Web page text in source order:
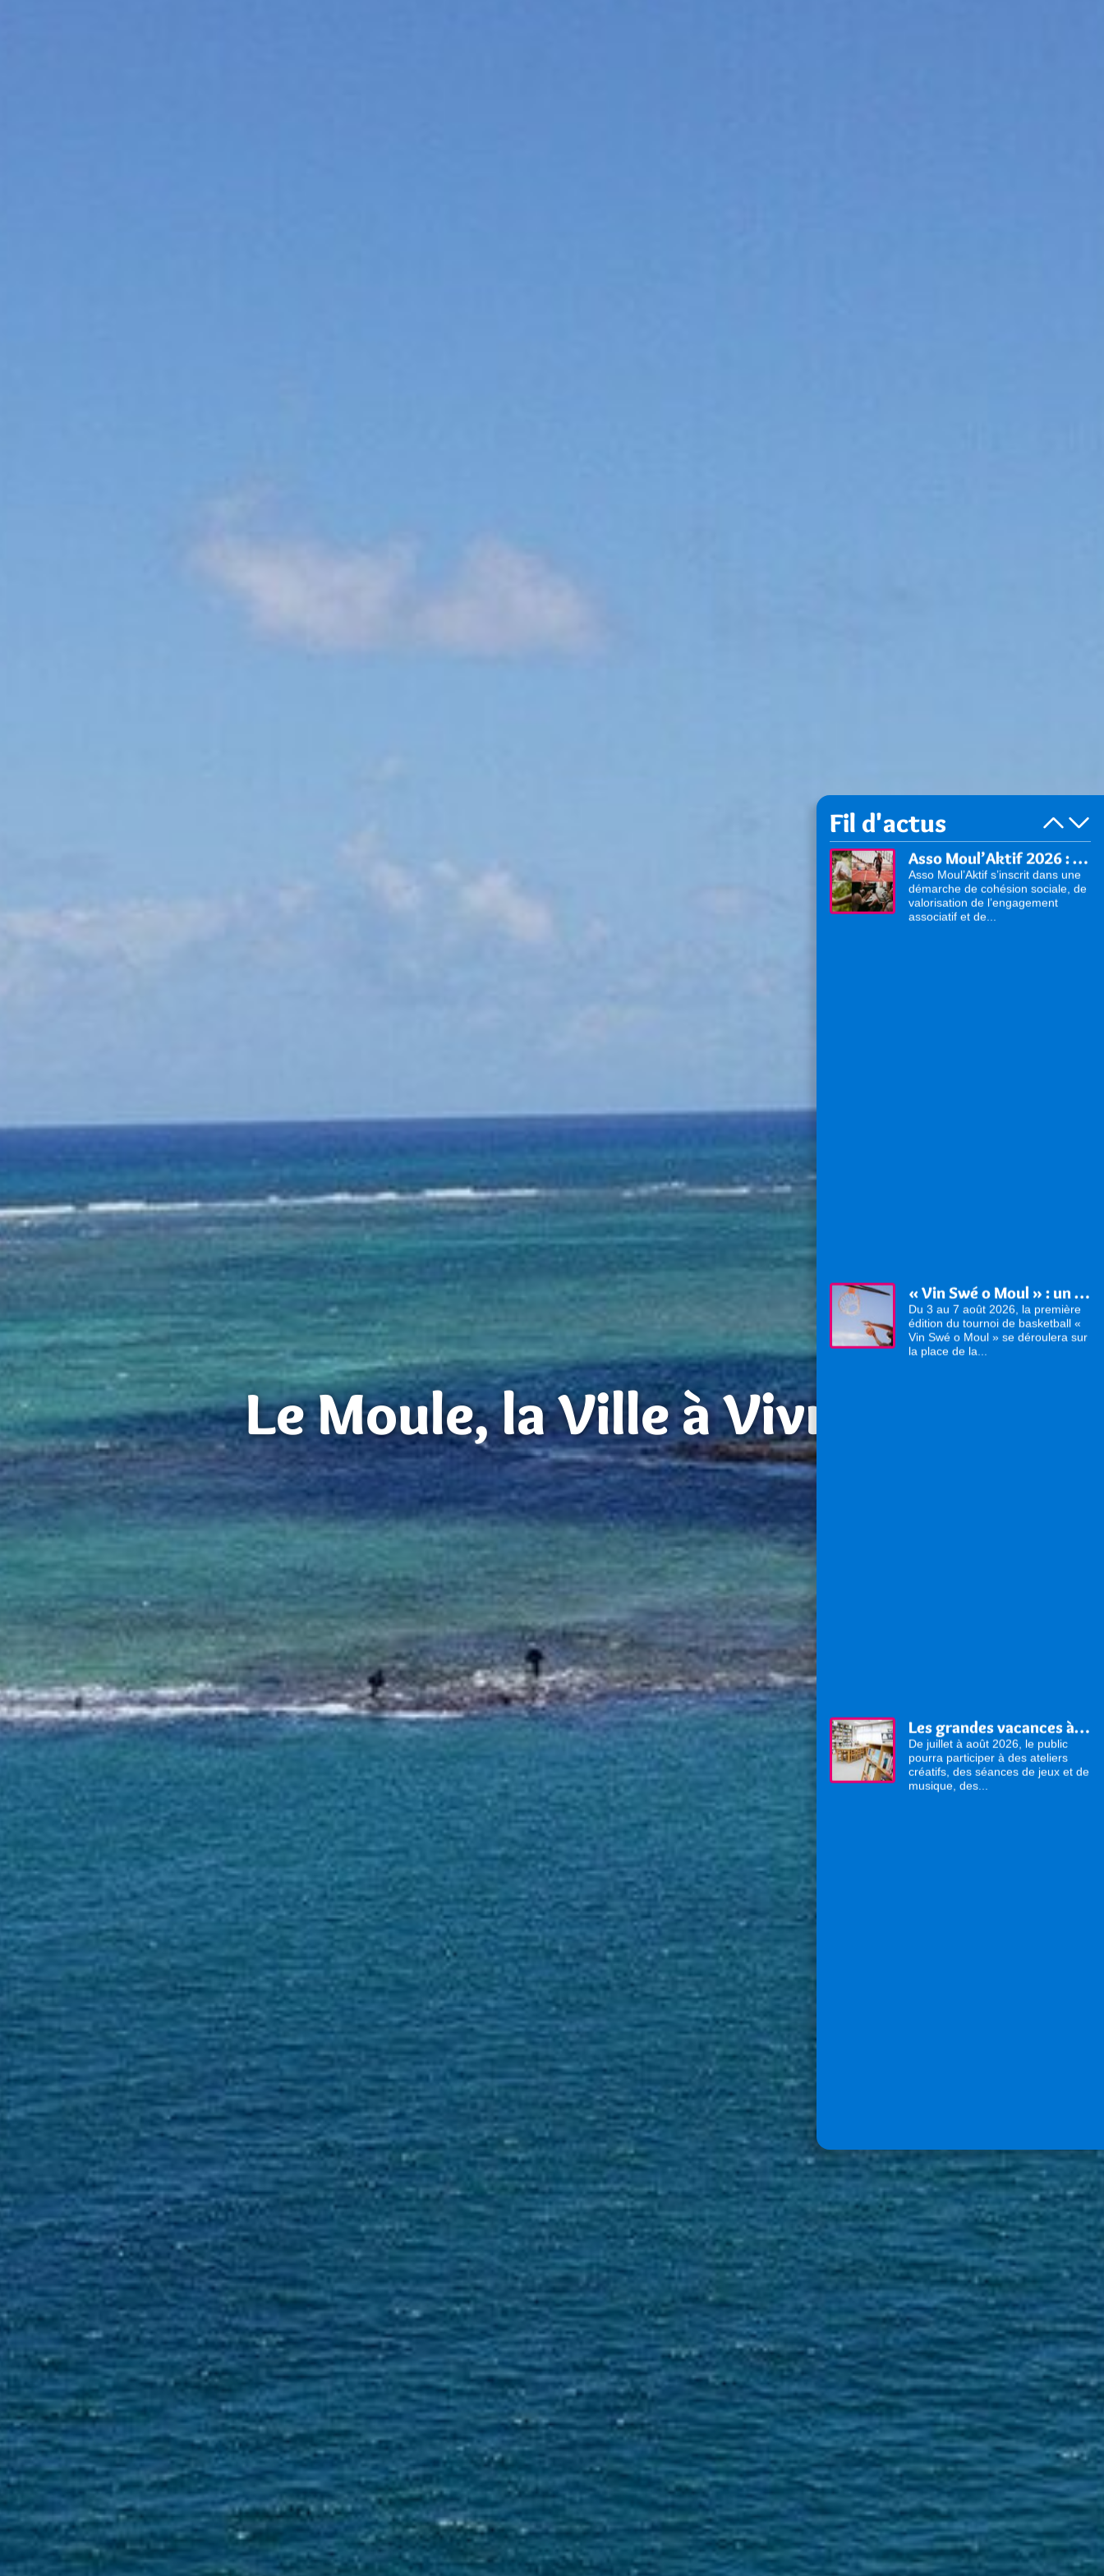
Le Moule, la Ville à Vivre
Fil d'actus
Asso Moul’Aktif 2026 : venez présenter vos activités !
Asso Moul’Aktif s’inscrit dans une
démarche de cohésion sociale, de
valorisation de l’engagement
associatif et de...
« Vin Swé o Moul » : un tournoi de basketball au cœur du Moule
Du 3 au 7 août 2026, la première
édition du tournoi de basketball «
Vin Swé o Moul » se déroulera sur
la place de la...
Les grandes vacances à la médiathèque !
De juillet à août 2026, le public
pourra participer à des ateliers
créatifs, des séances de jeux et de
musique, des...
Communiqué SINNOVAL
Le Président du SINNOVAL et
l’ensemble des membres du
Comité Syndical tiennent à
informer les administrés de la...